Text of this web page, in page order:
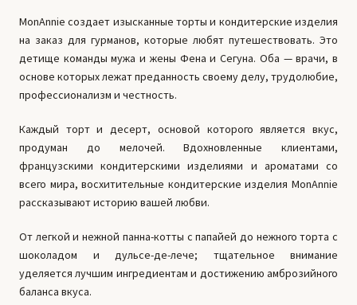
MonAnnie создает изысканные торты и кондитерские изделия
на заказ для гурманов, которые любят путешествовать. Это
детище команды мужа и жены Фена и Сегуна. Оба — врачи, в
основе которых лежат преданность своему делу, трудолюбие,
профессионализм и честность.
Каждый торт и десерт, основой которого является вкус,
продуман до мелочей. Вдохновленные клиентами,
французскими кондитерскими изделиями и ароматами со
всего мира, восхитительные кондитерские изделия MonAnnie
рассказывают историю вашей любви.
От легкой и нежной панна-котты с папайей до нежного торта с
шоколадом и дульсе-де-лече; тщательное внимание
уделяется лучшим ингредиентам и достижению амброзийного
баланса вкуса.